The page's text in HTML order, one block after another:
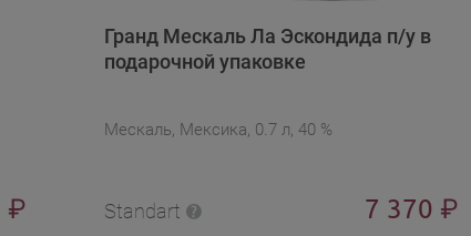
₽
Гранд Мескаль Ла Эскондида п/у в
подарочной упаковке
Мескаль, Мексика, 0.7 л, 40 %
Standart 7 370 ₽